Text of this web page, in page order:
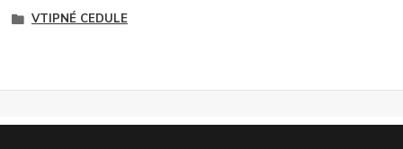
VTIPNÉ CEDULE